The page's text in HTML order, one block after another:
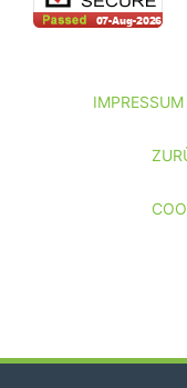
IMPRESSUM|